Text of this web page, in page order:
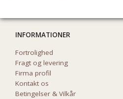
INFORMATIONER
Fortrolighed
Fragt og levering
Firma profil
Kontakt os
Betingelser & Vilkår